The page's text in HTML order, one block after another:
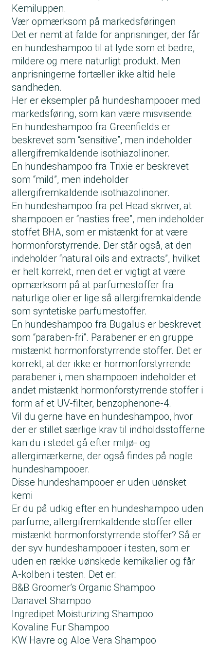
Kemiluppen.
Vær opmærksom på markedsføringen
Det er nemt at falde for anprisninger, der får
en hundeshampoo til at lyde som et bedre,
mildere og mere naturligt produkt. Men
anprisningerne fortæller ikke altid hele
sandheden.
Her er eksempler på hundeshampooer med
markedsføring, som kan være misvisende:
En hundeshampoo fra Greenfields er
beskrevet som “sensitive”, men indeholder
allergifremkaldende isothiazolinoner.
En hundeshampoo fra Trixie er beskrevet
som “mild”, men indeholder
allergifremkaldende isothiazolinoner.
En hundeshampoo fra pet Head skriver, at
shampooen er “nasties free”, men indeholder
stoffet BHA, som er mistænkt for at være
hormonforstyrrende. Der står også, at den
indeholder “natural oils and extracts”, hvilket
er helt korrekt, men det er vigtigt at være
opmærksom på at parfumestoffer fra
naturlige olier er lige så allergifremkaldende
som syntetiske parfumestoffer.
En hundeshampoo fra Bugalus er beskrevet
som “paraben-fri”. Parabener er en gruppe
mistænkt hormonforstyrrende stoffer. Det er
korrekt, at der ikke er hormonforstyrrende
parabener i, men shampooen indeholder et
andet mistænkt hormonforstyrrende stoffer i
form af et UV-filter, benzophenone-4.
Vil du gerne have en hundeshampoo, hvor
der er stillet særlige krav til indholdsstofferne
kan du i stedet gå efter miljø- og
allergimærkerne, der også findes på nogle
hundeshampooer.
Disse hundeshampooer er uden uønsket
kemi
Er du på udkig efter en hundeshampoo uden
parfume, allergifremkaldende stoffer eller
mistænkt hormonforstyrrende stoffer? Så er
der syv hundeshampooer i testen, som er
uden en række uønskede kemikalier og får
A-kolben i testen. Det er:
B&B Groomer’s Organic Shampoo
Danavet Shampoo
Ingredipet Moisturizing Shampoo
Kovaline Fur Shampoo
KW Havre og Aloe Vera Shampoo